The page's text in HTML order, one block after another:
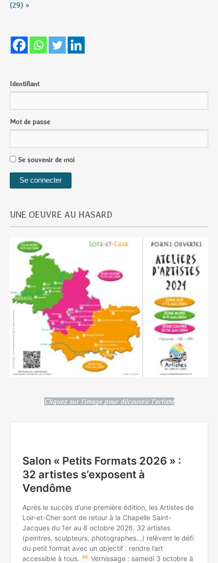
(29) »
Identifiant
Mot de passe
Se souvenir de moi
UNE OEUVRE AU HASARD
Cliquez sur l'image pour découvrir l'artiste